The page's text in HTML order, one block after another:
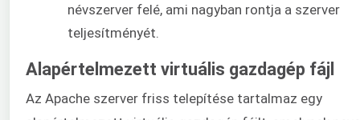
névszerver felé, ami nagyban rontja a szerver
teljesítményét.
Alapértelmezett virtuális gazdagép fájl
Az Apache szerver friss telepítése tartalmaz egy